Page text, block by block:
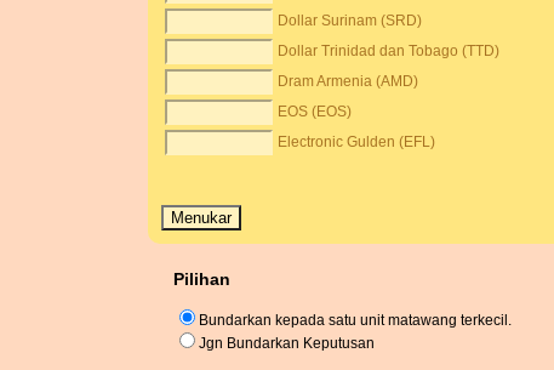
Dollar Surinam (SRD)
Dollar Trinidad dan Tobago (TTD)
Dram Armenia (AMD)
EOS (EOS)
Electronic Gulden (EFL)
Pilihan
Bundarkan kepada satu unit matawang terkecil.
Jgn Bundarkan Keputusan